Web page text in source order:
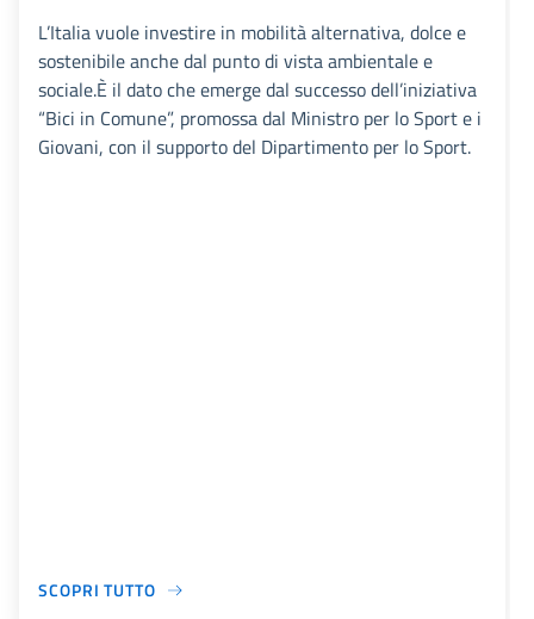
L’Italia vuole investire in mobilità alternativa, dolce e
sostenibile anche dal punto di vista ambientale e
sociale.È il dato che emerge dal successo dell’iniziativa
“Bici in Comune”, promossa dal Ministro per lo Sport e i
Giovani, con il supporto del Dipartimento per lo Sport.
SCOPRI TUTTO